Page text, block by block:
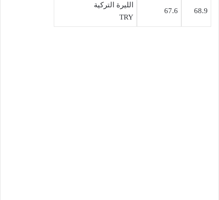
68.9
67.6
الليرة التركية
TRY